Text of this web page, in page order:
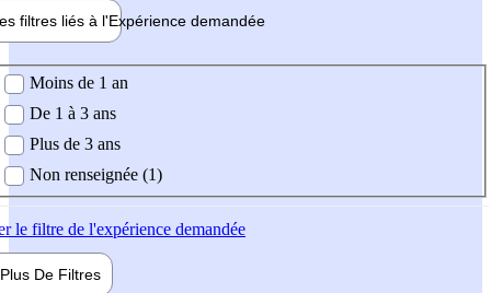
filtres liés à l'Expérience demandée
demandée
Moins de 1 an
De 1 à 3 ans
Plus de 3 ans
Non renseignée (1)
le filtre de l'expérience demandée
Plus De Filtres